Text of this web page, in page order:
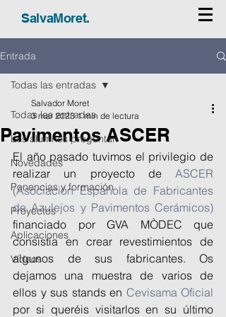
SalvaMoret.
Entrada
Todas las entradas
Los alumnos preguntan
Novedades
Ponencias y formación
Proyectos
Aplicaciones
Vídeos
Todas las entradas
Pavimentos ASCER
Salvador Moret
3 mar 2023 1 min de lectura
El año pasado tuvimos el privilegio de
realizar un proyecto de ASCER
(Asociación Española de Fabricantes
de Azulejos y Pavimentos Cerámicos)
financiado por GVA MÒDEC que
consistía en crear revestimientos de
algunos de sus fabricantes. Os
dejamos una muestra de varios de
ellos y sus stands en Cevisama Oficial
por si queréis visitarlos en su último